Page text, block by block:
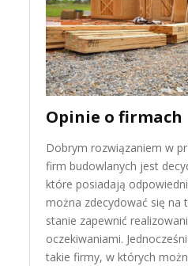
Opinie o firmach
Dobrym rozwiązaniem w
firm budowlanych jest
które posiadają
można zdecydować się na
stanie zapewnić
oczekiwaniami.
takie firmy, w których